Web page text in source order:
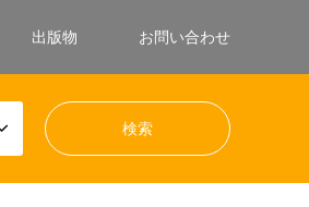
出版物 お問い合わせ